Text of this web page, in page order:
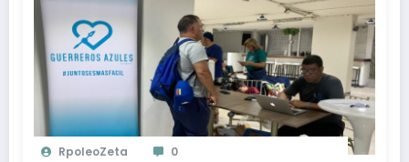
RpoleoZeta 0